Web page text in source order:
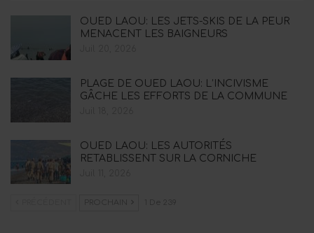
OUED LAOU: LES JETS-SKIS DE LA PEUR
MENACENT LES BAIGNEURS
PLAGE DE OUED LAOU: L’INCIVISME
GÂCHE LES EFFORTS DE LA COMMUNE
OUED LAOU: LES AUTORITÉS
RETABLISSENT SUR LA CORNICHE
PROCHAIN 1 De 239